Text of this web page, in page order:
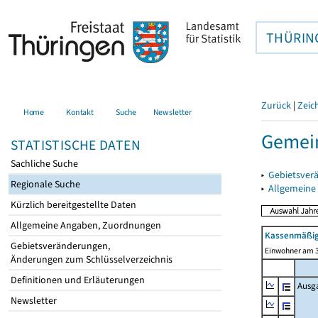
Home Kontakt Suche Newsletter
STATISTISCHE DATEN
Sachliche Suche
Regionale Suche
Kürzlich bereitgestellte Daten
Allgemeine Angaben, Zuordnungen
Gebietsveränderungen,
Änderungen zum Schlüsselverzeichnis
Definitionen und Erläuterungen
Newsletter
Zurück |
▸
▸
Einwohner am